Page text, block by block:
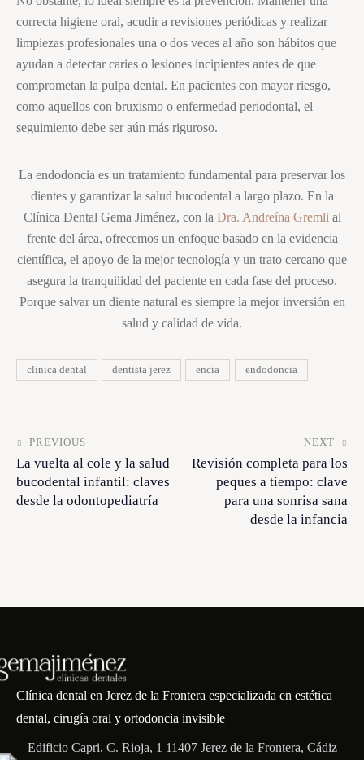
correcta higiene oral, acudir a revisiones periódicas y realizar
limpiezas profesionales una o dos veces al año son hábitos que
ayudan a detectar caries o lesiones incipientes antes de que
comprometan la pulpa dental. En pacientes con mayor riesgo,
como aquellos con bruxismo o enfermedad periodontal, el
seguimiento debe ser aún más riguroso.
La endodoncia es un tratamiento fundamental para preservar los
dientes y garantizar la salud bucodental a largo plazo. En la
Clínica Dental Gema Jiménez, con la Dra. Andreína Gremli al
frente del área, ofrecemos un enfoque basado en la evidencia
científica, el apoyo de la mejor tecnología y un trato cercano que
asegura la tranquilidad del paciente en cada fase del proceso.
Porque salvar un diente natural es siempre la mejor inversión en
salud y calidad de vida.
clinica dental dentista jerez encia endodoncia
PREVIOUS
La vuelta al cole y la salud
bucodental infantil: claves
desde la odontopediatría
NEXT
Revisión completa para los
peques a tiempo: clave
para una sonrisa sana
desde la infancia
Clínica dental en Jerez de la Frontera especializada en estética
dental, cirugía oral y ortodoncia invisible
Edificio Capri, C. Rioja, 1 11407 Jerez de la Frontera, Cádiz